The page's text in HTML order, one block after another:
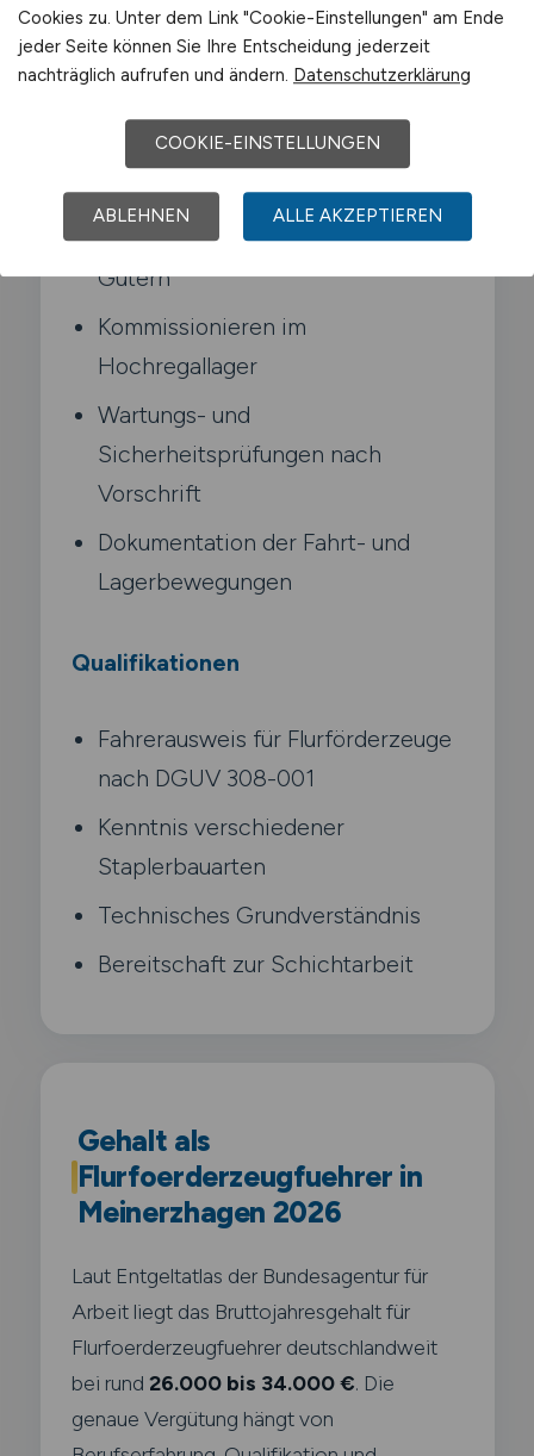
Typische Aufgaben in
Meinerzhagen
Bedienen verschiedener
Flurförderzeuge gemäß DGUV
Innerbetrieblicher Transport von
Gütern
Kommissionieren im
Hochregallager
Wartungs- und
Sicherheitsprüfungen nach
Vorschrift
Dokumentation der Fahrt- und
Lagerbewegungen
Qualifikationen
Fahrerausweis für Flurförderzeuge
nach DGUV 308-001
Kenntnis verschiedener
Staplerbauarten
Technisches Grundverständnis
Bereitschaft zur Schichtarbeit
Gehalt als
Flurfoerderzeugfuehrer in
Meinerzhagen 2026
Laut Entgeltatlas der Bundesagentur für
Arbeit liegt das Bruttojahresgehalt für
Flurfoerderzeugfuehrer deutschlandweit
bei rund 26.000 bis 34.000 €. Die
genaue Vergütung hängt von
Cookies zu. Unter dem Link "Cookie-Einstellungen" am Ende
jeder Seite können Sie Ihre Entscheidung jederzeit
nachträglich aufrufen und ändern. Datenschutzerklärung
COOKIE-EINSTELLUNGEN
ABLEHNEN ALLE AKZEPTIEREN